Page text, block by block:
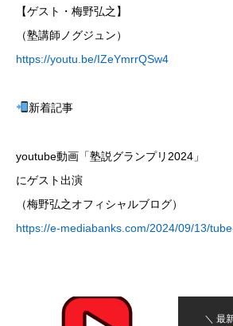
【ゲスト・梅野弘之】
（塾講師ノグジュン）
https://youtu.be/IZeYmrrQSw4
新着記事
youtube動画「塾説グランプリ2024」
にゲスト出演
（梅野弘之オフィシャルブログ）
https://e-mediabanks.com/2024/09/13/
＼ 最